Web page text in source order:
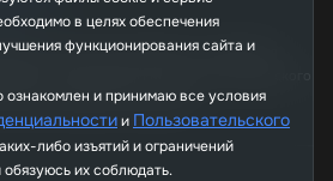
на сайте couponmagic.ru, не является
положениями Статьи 437 Гражданского
справочный характер.
в целях обеспечения
функционирования сайта и
ознакомлен и принимаю все условия
и Пользовательского
либо изъятий и ограничений
их соблюдать.